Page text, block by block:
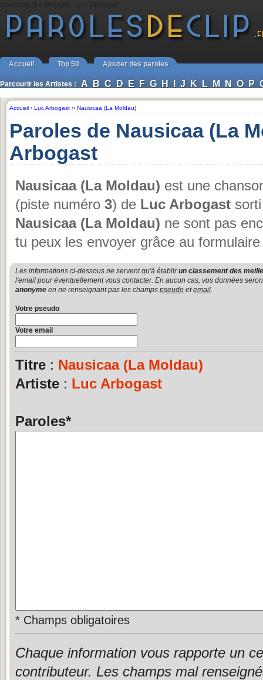
Accueil Top 50 Ajouter des paroles
Parcourir les Artistes : A B C D E F G H I J K L M N O P
Accueil › Luc Arbogast ›› Nausicaa (La Moldau)
Paroles de Nausicaa (La
Arbogast
Nausicaa (La Moldau) est une
(piste numéro 3) de Luc Arbogast
Nausicaa (La Moldau) ne sont pas
tu peux les envoyer grâce au
Les informations ci-dessous ne servent qu'à établirun classement des
l'email pour éventuellement vous contacter. En aucun cas, vos données
anonyme en ne renseignant pas les champs pseudo etemail.
Votre pseudo
Votre email
Titre : Nausicaa (La Moldau)
Artiste : Luc Arbogast
Paroles*
* Champs obligatoires
Chaque information vous rapporte un
contributeur. Les champs mal